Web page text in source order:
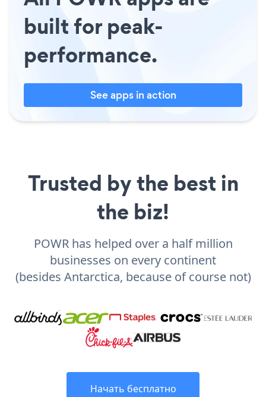
built for peak-
performance.
See apps in action
Trusted by the best in
the biz!
POWR has helped over a half million
businesses on every continent
(besides Antarctica, because of course not)
Начать бесплатно